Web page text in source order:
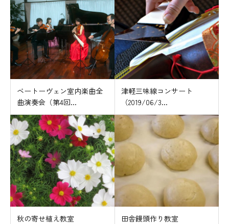
ベートーヴェン室内楽曲全
曲演奏会（第4回...
津軽三味線コンサート
（2019/06/3...
秋の寄せ植え教室
田舎饅頭作り教室